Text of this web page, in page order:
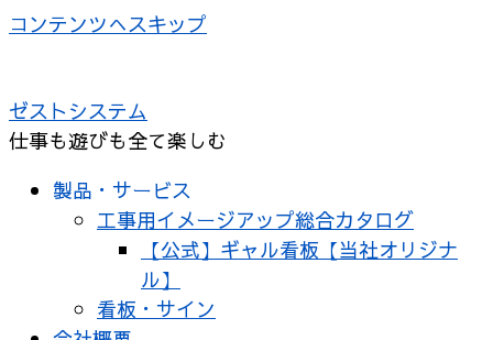
コンテンツへスキップ
ゼストシステム
仕事も遊びも全て楽しむ
製品・サービス
工事用イメージアップ総合カタログ
【公式】ギャル看板【当社オリジナ
ル】
看板・サイン